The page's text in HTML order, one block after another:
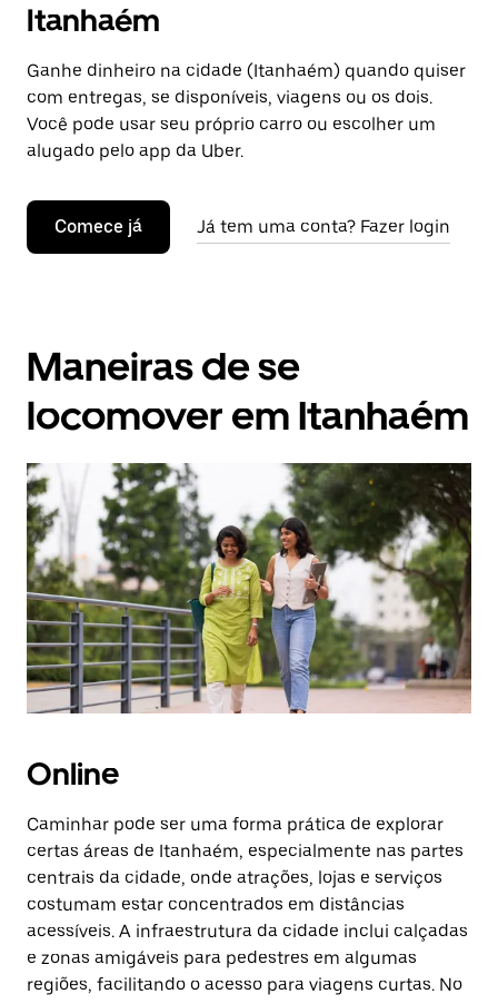
Itanhaém
Ganhe dinheiro na cidade (Itanhaém) quando quiser
com entregas, se disponíveis, viagens ou os dois.
Você pode usar seu próprio carro ou escolher um
alugado pelo app da Uber.
Comece já Já tem uma conta? Fazer login
Maneiras de se
locomover em Itanhaém
Online
Caminhar pode ser uma forma prática de explorar
certas áreas de Itanhaém, especialmente nas partes
centrais da cidade, onde atrações, lojas e serviços
costumam estar concentrados em distâncias
acessíveis. A infraestrutura da cidade inclui calçadas
e zonas amigáveis para pedestres em algumas
regiões, facilitando o acesso para viagens curtas. No